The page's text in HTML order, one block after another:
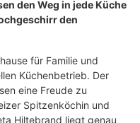
den Weg in jede Küche
den
für Familie und
Küchenbetrieb. Der
eine Freude zu
Spitzenköchin und
Hiltebrand liegt genau